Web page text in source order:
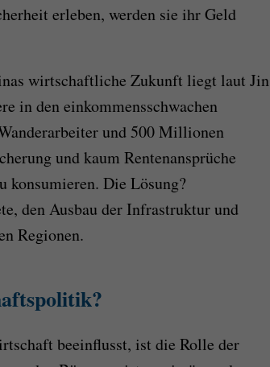
erleben, werden sie ihr Geld
wirtschaftliche Zukunft liegt laut Jin
in den einkommensschwachen
und 500 Millionen
und kaum Rentenansprüche
konsumieren. Die Lösung?
den Ausbau der Infrastruktur und
Regionen.
beeinflusst, ist die Rolle der